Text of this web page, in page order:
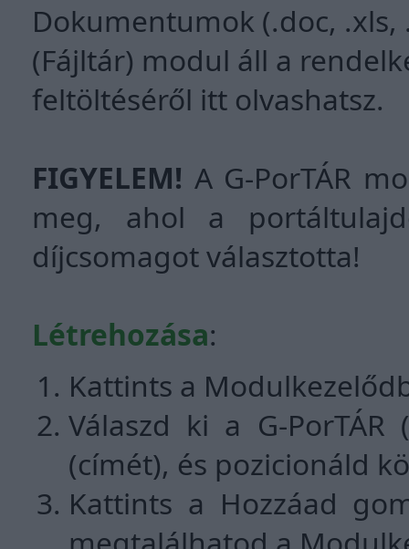
Dokumentumok (.doc, .xls,
(Fájltár) modul áll a
feltöltéséről itt olvashatsz.
FIGYELEM! A G-PorTÁR
meg, ahol a
díjcsomagot választotta!
Létrehozása:
Kattints a
Válaszd ki a G-
(címét), és pozicionáld
Kattints a Hozzáad